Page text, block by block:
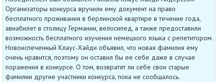
Организаторы конкурса вручили ему документ на право
бесплатного проживания в берлинской квартире в течение года,
авиабилет в столицу Германии, велосипед, а также предоставили
возможность бесплатного изучения немецкого языка с репетитором.
Новоиспеченный Клаус-Хайди объявил, что новая фамилия ему
очень нравится, поэтому он оставил бы ее себе даже в случае
поражения в конкурсе. О том, возвратят ли себе свои старые
фамилии другие участники конкурса, пока не сообщалось.